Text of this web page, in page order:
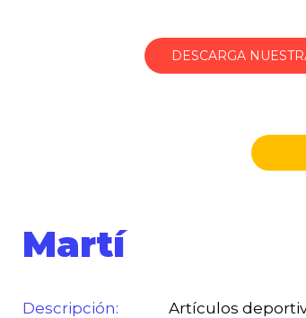
DESCARGA
Martí
Descripción:
Artículos